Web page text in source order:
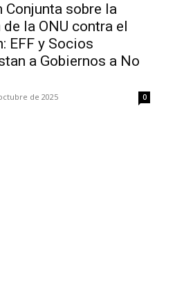
Conjunta sobre la
la ONU contra el
EFF y Socios
a Gobiernos a No
de 2025 0